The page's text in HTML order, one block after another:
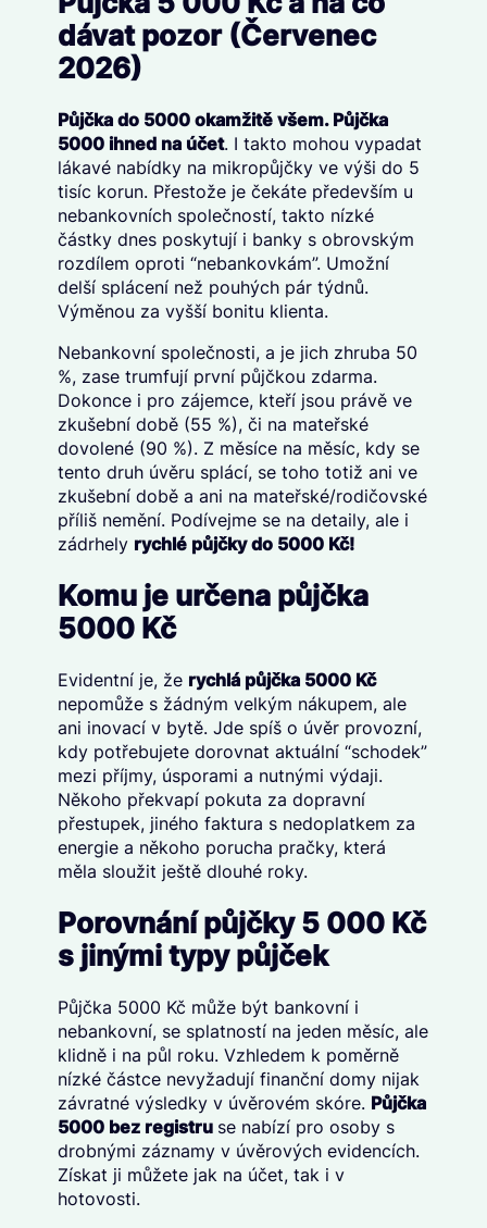
dávat pozor (Červenec
2026)
Půjčka do 5000 okamžitě všem. Půjčka
5000 ihned na účet. I takto mohou vypadat
lákavé nabídky na mikropůjčky ve výši do 5
tisíc korun. Přestože je čekáte především u
nebankovních společností, takto nízké
částky dnes poskytují i banky s obrovským
rozdílem oproti “nebankovkám”. Umožní
delší splácení než pouhých pár týdnů.
Výměnou za vyšší bonitu klienta.
Nebankovní společnosti, a je jich zhruba 50
%, zase trumfují první půjčkou zdarma.
Dokonce i pro zájemce, kteří jsou právě ve
zkušební době (55 %), či na mateřské
dovolené (90 %). Z měsíce na měsíc, kdy se
tento druh úvěru splácí, se toho totiž ani ve
zkušební době a ani na mateřské/rodičovské
příliš nemění. Podívejme se na detaily, ale i
zádrhely rychlé půjčky do 5000 Kč!
Komu je určena půjčka
5000 Kč
Evidentní je, že rychlá půjčka 5000 Kč
nepomůže s žádným velkým nákupem, ale
ani inovací v bytě. Jde spíš o úvěr provozní,
kdy potřebujete dorovnat aktuální “schodek”
mezi příjmy, úsporami a nutnými výdaji.
Někoho překvapí pokuta za dopravní
přestupek, jiného faktura s nedoplatkem za
energie a někoho porucha pračky, která
měla sloužit ještě dlouhé roky.
Porovnání půjčky 5 000 Kč
s jinými typy půjček
Půjčka 5000 Kč může být bankovní i
nebankovní, se splatností na jeden měsíc, ale
klidně i na půl roku. Vzhledem k poměrně
nízké částce nevyžadují finanční domy nijak
závratné výsledky v úvěrovém skóre. Půjčka
5000 bez registru se nabízí pro osoby s
drobnými záznamy v úvěrových evidencích.
Získat ji můžete jak na účet, tak i v
hotovosti.